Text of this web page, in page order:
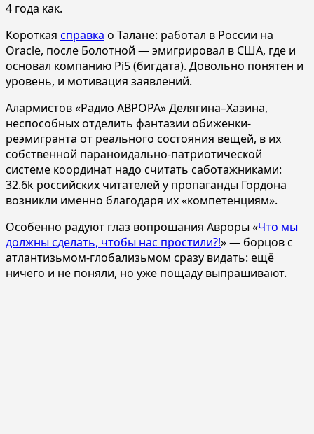
4 года как.
Короткая справка о Талане: работал в России на
Oracle, после Болотной — эмигрировал в США, где и
основал компанию Pi5 (бигдата). Довольно понятен и
уровень, и мотивация заявлений.
Алармистов «Радио АВРОРА» Делягина–Хазина,
неспособных отделить фантазии обиженки-
реэмигранта от реального состояния вещей, в их
собственной параноидально-патриотической
системе координат надо считать саботажниками:
32.6k российских читателей у пропаганды Гордона
возникли именно благодаря их «компетенциям».
Особенно радуют глаз вопрошания Авроры «Что мы
должны сделать, чтобы нас простили?!» — борцов с
атлантизьмом-глобализьмом сразу видать: ещё
ничего и не поняли, но уже пощаду выпрашивают.